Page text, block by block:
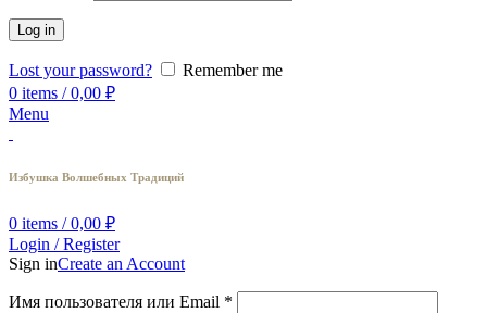
Log in
Lost your password?
Remember me
0 items / 0,00 ₽
Menu
Избушка Волшебных Традиций
0 items / 0,00 ₽
Login / Register
Sign inCreate an Account
Имя пользователя или Email *